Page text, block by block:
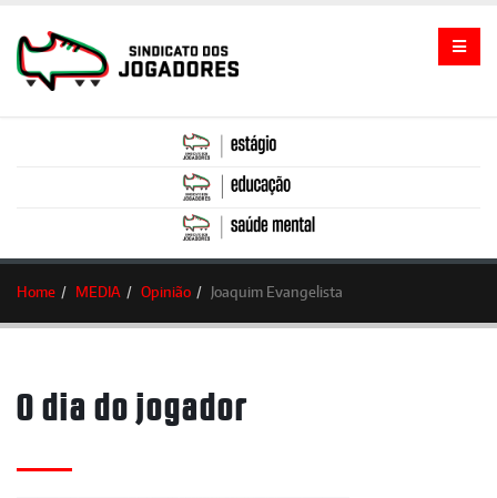
Home MEDIA Opinião Joaquim Evangelista
O dia do jogador